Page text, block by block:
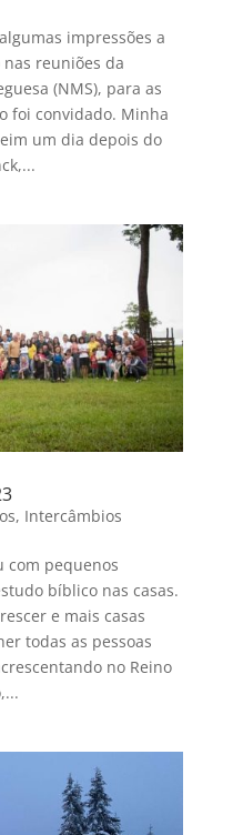
impressões a
reuniões da
(NMS), para as
foi convidado. Minha
um dia depois do
, Intercâmbios
com pequenos
bíblico nas casas.
e mais casas
todas as pessoas
no Reino